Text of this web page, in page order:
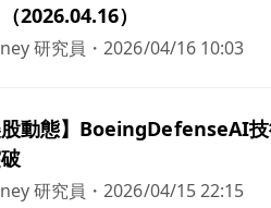
2026.04.16）
研究員 ・2026/04/16 10:03
股動態】BoeingDefenseAI
研究員 ・2026/04/15 22:15